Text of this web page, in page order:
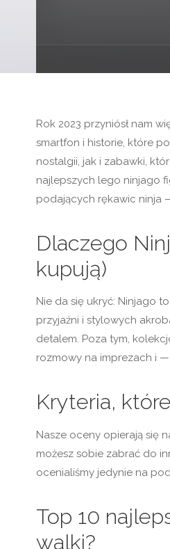
Rok 2023 przyniósł nam
smartfon i historie, które
nostalgii, jak i zabawki,
najlepszych lego ninjago
podających rękawic ninja
Dlaczego
kupują)
Nie da się ukryć: Ninjago
przyjaźni i stylowych
detalem. Poza tym,
rozmowy na imprezach i
Kryteria,
Nasze oceny opierają się
możesz sobie zabrać do
ocenialiśmy jedynie na
Top 10
walki?